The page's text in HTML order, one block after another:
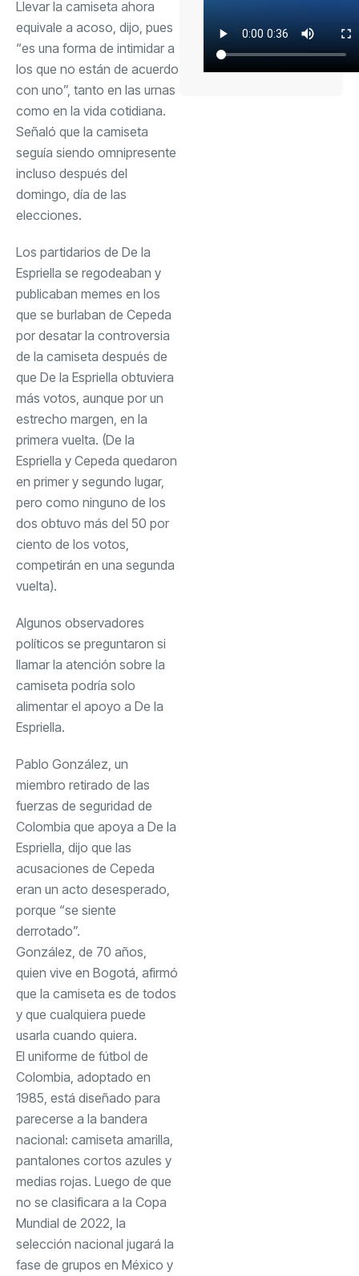
Llevar la camiseta ahora
equivale a acoso, dijo, pues
“es una forma de intimidar a
los que no están de acuerdo
con uno”, tanto en las urnas
como en la vida cotidiana.
Señaló que la camiseta
seguía siendo omnipresente
incluso después del
domingo, día de las
elecciones.
Los partidarios de De la
Espriella se regodeaban y
publicaban memes en los
que se burlaban de Cepeda
por desatar la controversia
de la camiseta después de
que De la Espriella obtuviera
más votos, aunque por un
estrecho margen, en la
primera vuelta. (De la
Espriella y Cepeda quedaron
en primer y segundo lugar,
pero como ninguno de los
dos obtuvo más del 50 por
ciento de los votos,
competirán en una segunda
vuelta).
Algunos observadores
políticos se preguntaron si
llamar la atención sobre la
camiseta podría solo
alimentar el apoyo a De la
Espriella.
Pablo González, un
miembro retirado de las
fuerzas de seguridad de
Colombia que apoya a De la
Espriella, dijo que las
acusaciones de Cepeda
eran un acto desesperado,
porque “se siente
derrotado”.
González, de 70 años,
quien vive en Bogotá, afirmó
que la camiseta es de todos
y que cualquiera puede
usarla cuando quiera.
El uniforme de fútbol de
Colombia, adoptado en
1985, está diseñado para
parecerse a la bandera
nacional: camiseta amarilla,
pantalones cortos azules y
medias rojas. Luego de que
no se clasificara a la Copa
Mundial de 2022, la
selección nacional jugará la
fase de grupos en México y